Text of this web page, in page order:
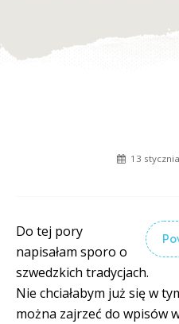
13
Do tej pory
napisałam sporo o
szwedzkich tradycjach.
Nie chciałabym już się w
można zajrzeć do wpisów